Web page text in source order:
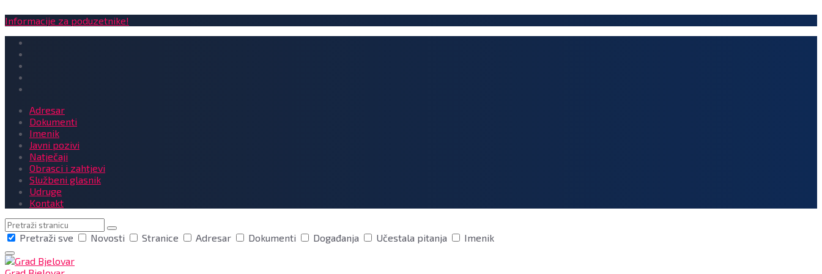
Informacije za poduzetnike!
Adresar
Dokumenti
Imenik
Javni pozivi
Natječaji
Obrasci i zahtjevi
Službeni glasnik
Udruge
Kontakt
Pretraga
Pretraži sve
Novosti Stranice Adresar Dokumenti Događanja Učestala pitanja Imenik